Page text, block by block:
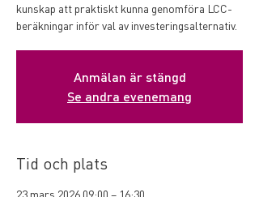
kunskap att praktiskt kunna genomföra LCC-
beräkningar inför val av investeringsalternativ.
Anmälan är stängd
Se andra evenemang
Tid och plats
23 mars 2026 09:00 – 16:30